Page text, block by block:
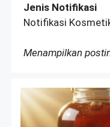
Jenis Notifikasi
Notifikasi
Menampilkan